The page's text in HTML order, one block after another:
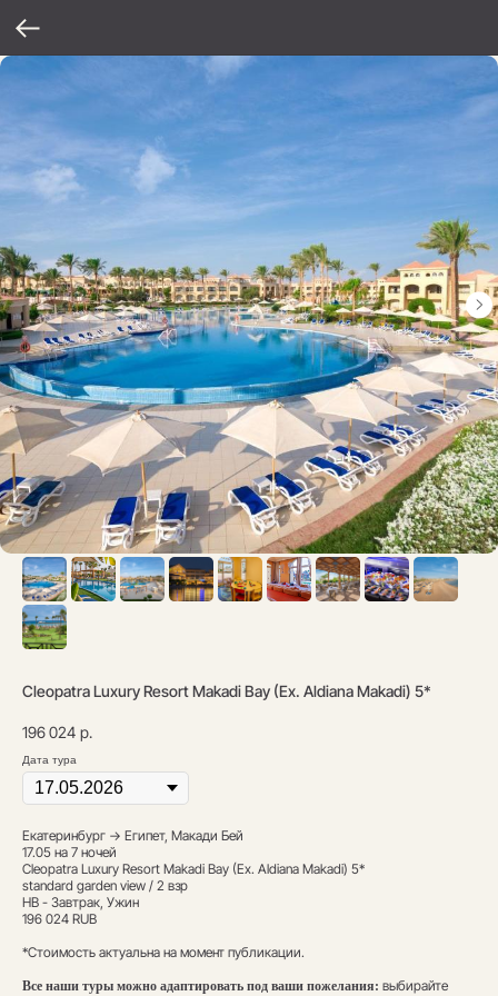
Cleopatra Luxury Resort Makadi Bay (Ex. Aldiana Makadi) 5*
196 024 р.
Дата тура
Екатеринбург → Египет, Макади Бей
17.05 на 7 ночей
Cleopatra Luxury Resort Makadi Bay (Ex. Aldiana Makadi) 5*
standard garden view / 2 взр
HB - Завтрак, Ужин
196 024 RUB
*Стоимость актуальна на момент публикации.
Все наши туры можно адаптировать под ваши пожелания: выбирайте